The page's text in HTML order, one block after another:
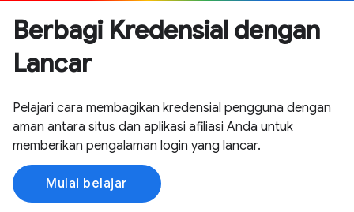
Berbagi Kredensial dengan
Lancar
Pelajari cara membagikan kredensial pengguna dengan
aman antara situs dan aplikasi afiliasi Anda untuk
memberikan pengalaman login yang lancar.
Mulai belajar